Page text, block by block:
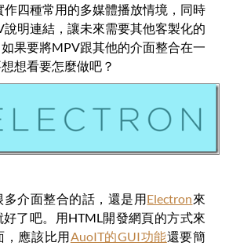
四種常用的多媒體播放情境，同時
明連結，讓未來需要其他客製化的
果要將MPV跟其他的介面整合在一
想看要怎麼做吧？
介面整合的話，還是用Electron來
了吧。用HTML開發網頁的方式來
，應該比用AuoIT的GUI功能還要簡